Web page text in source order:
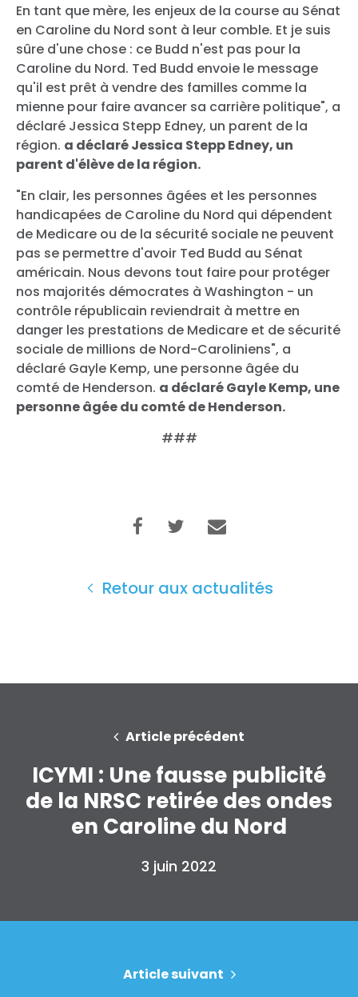
Accueil
Shop
Take Back the Courts
Travailler avec nous
Presse
Votre fête
Vote
En tant que mère, les enjeux de la course au Sénat
en Caroline du Nord sont à leur comble. Et je suis
sûre d'une chose : ce Budd n'est pas pour la
Caroline du Nord. Ted Budd envoie le message
qu'il est prêt à vendre des familles comme la
mienne pour faire avancer sa carrière politique", a
déclaré Jessica Stepp Edney, un parent de la
région. a déclaré Jessica Stepp Edney, un
parent d'élève de la région.
"En clair, les personnes âgées et les personnes
handicapées de Caroline du Nord qui dépendent
de Medicare ou de la sécurité sociale ne peuvent
pas se permettre d'avoir Ted Budd au Sénat
américain. Nous devons tout faire pour protéger
nos majorités démocrates à Washington - un
contrôle républicain reviendrait à mettre en
danger les prestations de Medicare et de sécurité
sociale de millions de Nord-Caroliniens", a
déclaré Gayle Kemp, une personne âgée du
comté de Henderson. a déclaré Gayle Kemp, une
personne âgée du comté de Henderson.
###
Retour aux actualités
Article précédent
ICYMI : Une fausse publicité
de la NRSC retirée des ondes
en Caroline du Nord
3 juin 2022
Article suivant